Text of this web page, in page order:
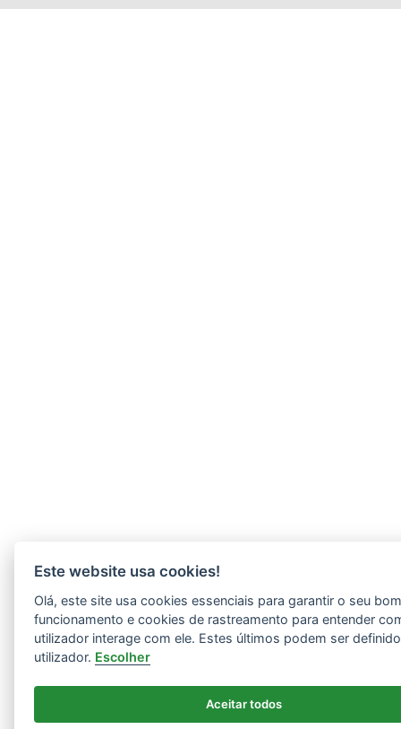
Este website usa cookies!
Olá, este site usa cookies essenciais para garantir o seu
funcionamento e cookies de rastreamento para entender
utilizador interage com ele. Estes últimos podem ser
utilizador. Escolher
Aceitar todos